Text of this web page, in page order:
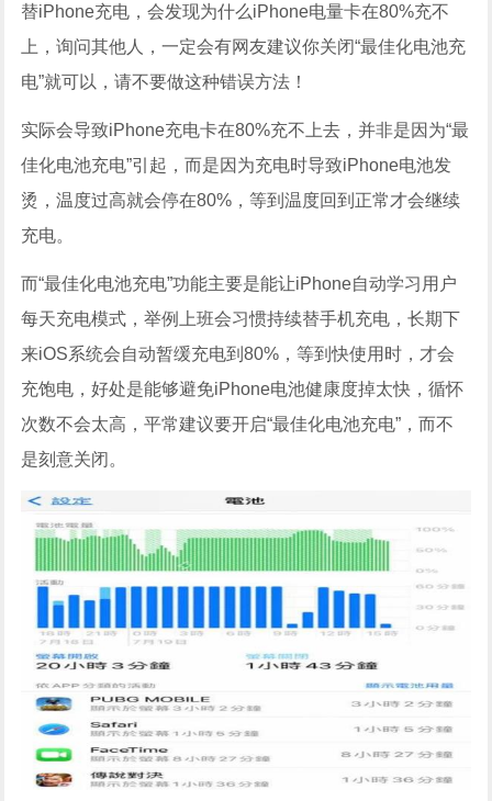
替iPhone充电，会发现为什么iPhone电量卡在80%充不
上，询问其他人，一定会有网友建议你关闭“最佳化电池充
电”就可以，请不要做这种错误方法！
实际会导致iPhone充电卡在80%充不上去，并非是因为“最
佳化电池充电”引起，而是因为充电时导致iPhone电池发
烫，温度过高就会停在80%，等到温度回到正常才会继续
充电。
而“最佳化电池充电”功能主要是能让iPhone自动学习用户
每天充电模式，举例上班会习惯持续替手机充电，长期下
来iOS系统会自动暂缓充电到80%，等到快使用时，才会
充饱电，好处是能够避免iPhone电池健康度掉太快，循怀
次数不会太高，平常建议要开启“最佳化电池充电”，而不
是刻意关闭。